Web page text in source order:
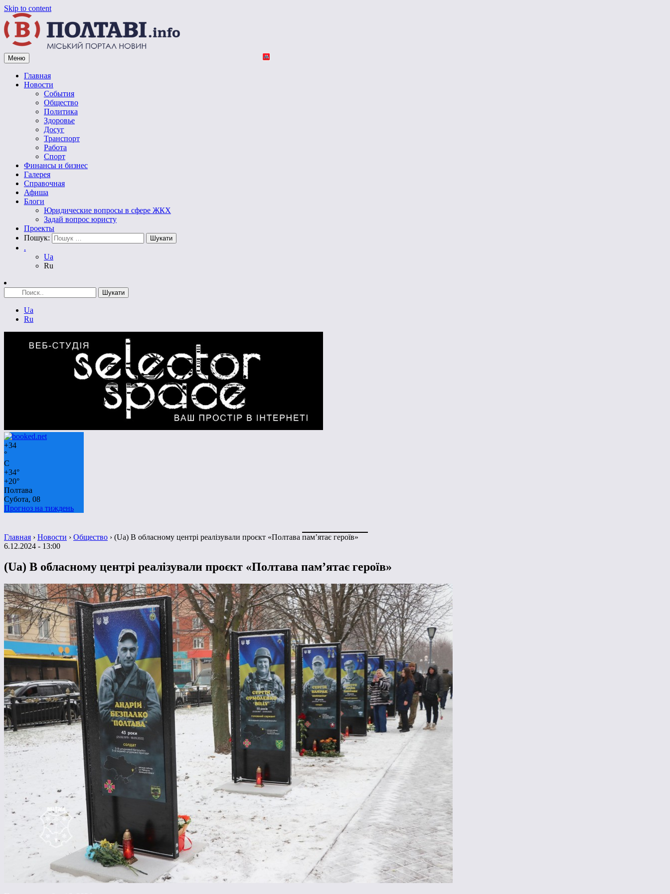
Skip to content
Vpoltave.info
Полтавский портал новостей
Меню
Главная
Новости
События
Общество
Политика
Здоровье
Досуг
Транспорт
Работа
Спорт
Финансы и бизнес
Галерея
Справочная
Афиша
Блоги
Юридические вопросы в сфере ЖКХ
Задай вопрос юристу
Проекты
Пошук:
.
Ua
Ru
Ua
Ru
+34
°
C
+34°
+20°
Полтава
Субота, 08
Прогноз на тиждень
Главная › Новости › Общество › (Ua) В обласному центрі реалізували проєкт «Полтава пам’ятає героїв»
6.12.2024 - 13:00
(Ua) В обласному центрі реалізували проєкт «Полтава пам’ятає героїв»